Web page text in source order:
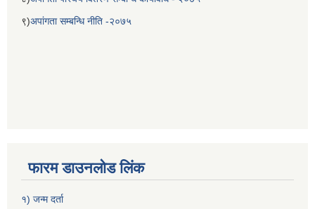
९)अपांगता सम्बन्धि नीति -२०७५
फारम डाउनलोड लिंक
१) जन्म दर्ता